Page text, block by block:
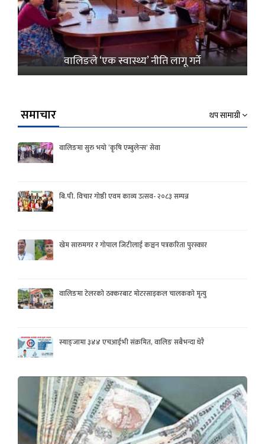
वालिङले ‘एक स्वास्थ्य’ नीति लागू गर्ने
समाचार थप सामाग्री
वालिङमा सुरु भयो ‘कृषि एम्बुलेन्स’ सेवा
बि.पी. विचार गोष्ठी एवम काव्य उत्सव- २०८३ सम्पन्न
खेम सारुमगर र गोपाल जिटीलाई कञ्चन पत्रकरिता पुरस्कार
वालिङमा टेलरको ठक्करबाट मोटरसाइकल चालकको मृत्यु
स्याङ्जामा ३४४ एचआईभी संक्रमित, वालिङ सबैभन्दा धेरै